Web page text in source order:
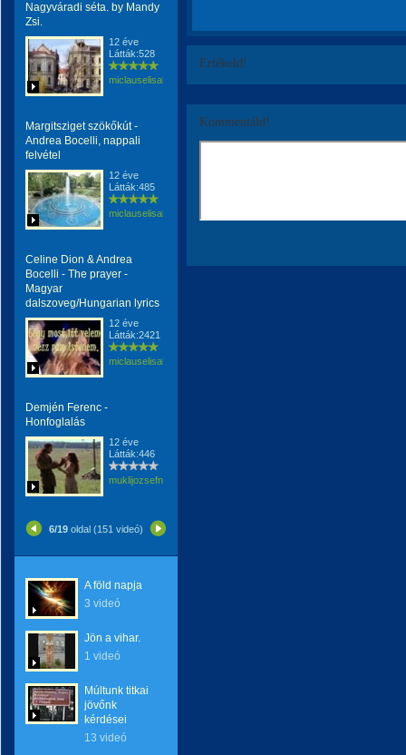
Nagyváradi séta. by Mandy
Zsi.
12 éve
Látták:528
miclauselisabeta
Margitsziget szökőkút -
Andrea Bocelli, nappali
felvétel
12 éve
Látták:485
miclauselisabeta
Celine Dion & Andrea
Bocelli - The prayer -
Magyar
dalszoveg/Hungarian lyrics
12 éve
Látták:2421
miclauselisabeta
Demjén Ferenc -
Honfoglalás
12 éve
Látták:446
muklijozsefnemargit
6/19 oldal (151 videó)
A föld napja
3 videó
Jön a vihar.
1 videó
Múltunk titkai
jövőnk
kérdései
13 videó
Értékeld!
Kommentáld!